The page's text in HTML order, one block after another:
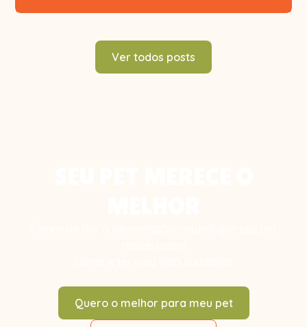
Ver todos posts
Quero o melhor para meu pet